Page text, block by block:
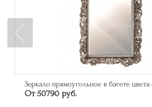
Зеркало прямоугольное в багете
От 50790 руб.